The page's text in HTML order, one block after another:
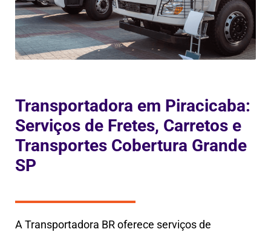
Transportadora em Piracicaba:
Serviços de Fretes, Carretos e
Transportes Cobertura Grande
SP
A Transportadora BR oferece serviços de